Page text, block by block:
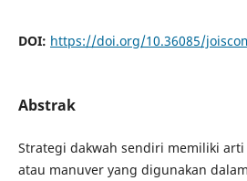
DOI: https://doi.org/10.36085/
Abstrak
Strategi dakwah sendiri memiliki
atau manuver yang digunakan